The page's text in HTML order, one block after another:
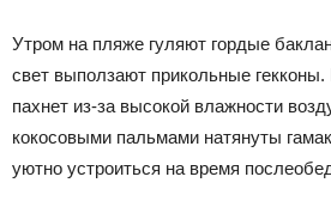
Утром на пляже гуляют гордые
свет выползают прикольные гекконы.
пахнет из-за высокой влажности
кокосовыми пальмами натянуты
уютно устроиться на время